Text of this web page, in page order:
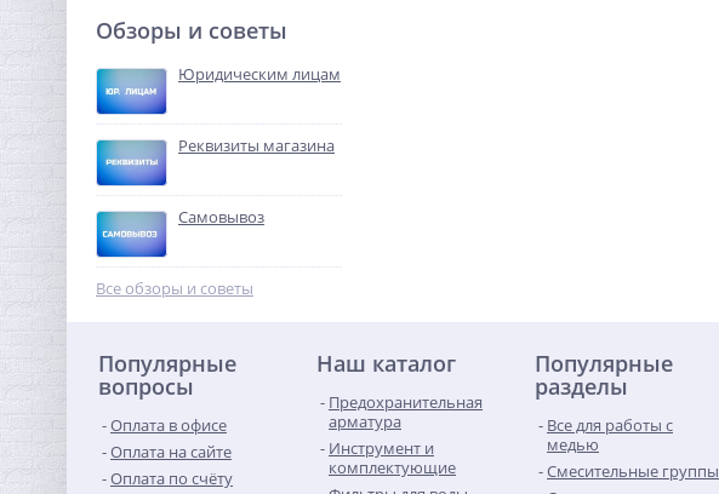
Система контроля
протечек Neptun Bugatti
Smart Tuya 3/4"
115 684,00 руб.
-68%
Обзоры и советы
Юридическим лицам
Реквизиты магазина
Самовывоз
Все обзоры и советы
Популярные
вопросы
Оплата в офисе
Оплата на сайте
Оплата по счёту
Наш каталог
Предохранительная
арматура
Инструмент и
комплектующие
Популярные
разделы
Все для работы с
медью
Смесительные группы